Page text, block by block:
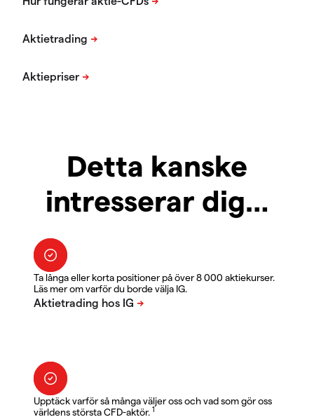
Detta kanske
intresserar dig…
Ta långa eller korta positioner på över 8 000 aktiekurser.
Läs mer om varför du borde välja IG.
Upptäck varför så många väljer oss och vad som gör oss
världens största CFD-aktör. 1